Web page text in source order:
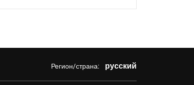
Регион/страна: русский